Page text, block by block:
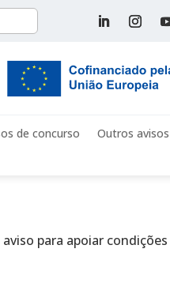
de concurso Outros avisos
aviso para apoiar